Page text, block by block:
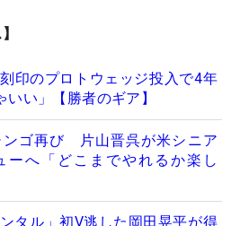
刻印のプロトウェッジ投入で4年
い」【勝者のギア】
ンゴ再び 片山晋呉が米シニア
ーへ「どこまでやれるか楽し
ンタル」初V逃した岡田晃平が得